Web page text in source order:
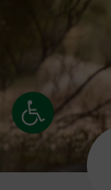
פתח סרגל